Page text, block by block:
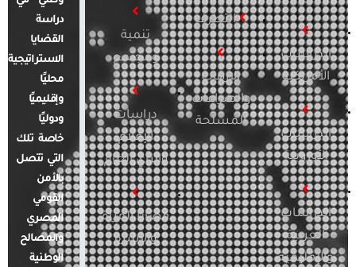
الدراسات
الأمريكية
الدراسات
الأوروبية
الدراسات
العربية
والإقليمية
التطرف
الإرهاب
والصراعات
المسلحة
تنمية
ومجتمع
دراسات
الإعلام
والرأي العام
قضايا المرأة
والأسرة
دراسة
القضايا
الاستراتيجية
محليًا
وإقليميًا
ودوليًا
خاصة تلك
التي تتصل
بالأمن
القومي
المصري
والمصالح
الوطنية